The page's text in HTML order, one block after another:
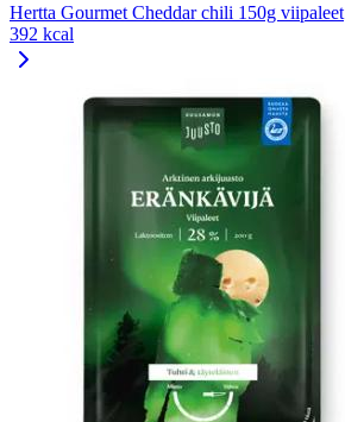
Hertta Gourmet Cheddar chili 150g viipaleet
392 kcal